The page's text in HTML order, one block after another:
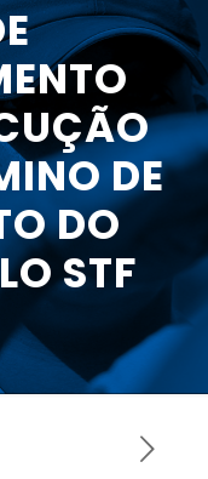
DE
DO
STF